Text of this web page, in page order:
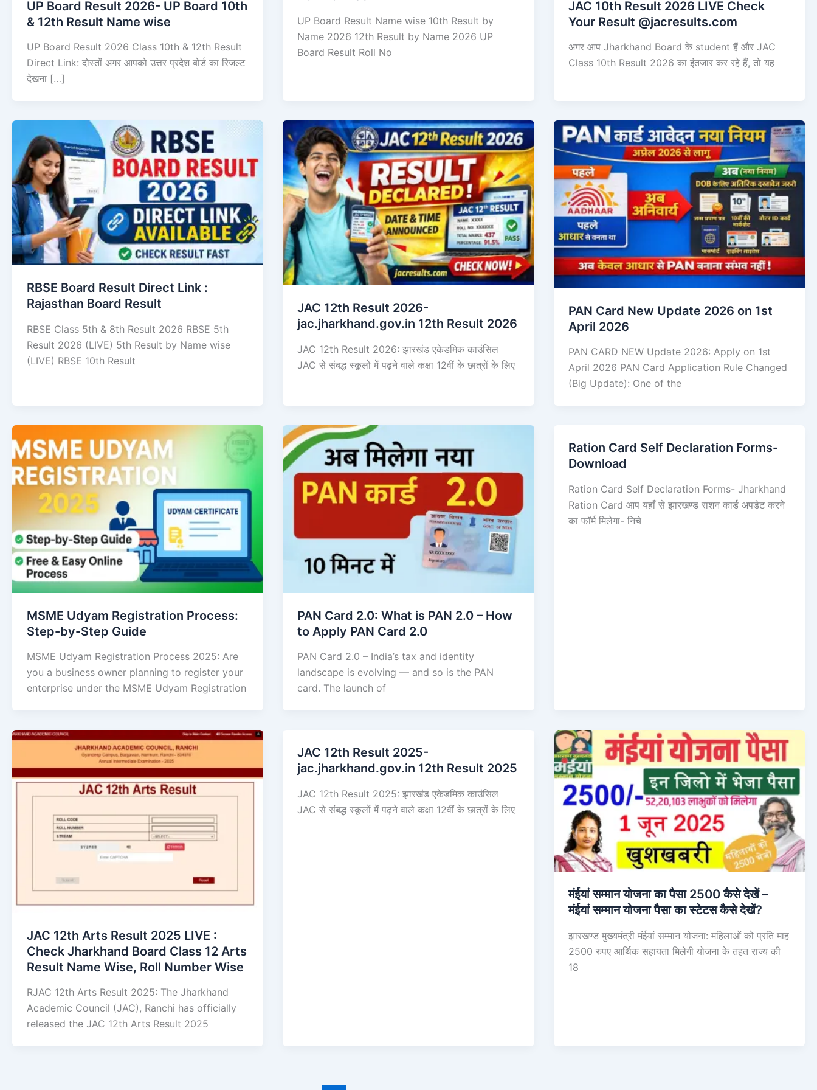
UP Board Result 2026- UP Board 10th
& 12th Result Name wise
UP Board Result 2026 Class 10th & 12th Result
Direct Link: दोस्तों अगर आपको उत्तर प्रदेश बोर्ड का रिजल्ट
देखना […]
UP Board Result Name wise 10th Result by
Name 2026 12th Result by Name 2026 UP
Board Result Roll No
JAC 10th Result 2026 LIVE Check
Your Result @jacresults.com
अगर आप Jharkhand Board के student हैं और JAC
Class 10th Result 2026 का इंतजार कर रहे हैं, तो यह
RBSE Board Result Direct Link : ​
Rajasthan Board Result
RBSE Class 5th & 8th Result 2026 RBSE 5th
Result 2026 (LIVE) 5th Result by Name wise
(LIVE) RBSE 10th Result
JAC 12th Result 2026-
jac.jharkhand.gov.in 12th Result 2026
JAC 12th Result 2026: झारखंड एकेडमिक काउंसिल
JAC से संबद्ध स्कूलों में पढ़ने वाले कक्षा 12वीं के छात्रों के लिए
PAN Card New Update 2026 on 1st
April 2026
PAN CARD NEW Update 2026: Apply on 1st
April 2026 PAN Card Application Rule Changed
(Big Update): One of the
MSME Udyam Registration Process:
Step-by-Step Guide
MSME Udyam Registration Process 2025: Are
you a business owner planning to register your
enterprise under the MSME Udyam Registration
PAN Card 2.0: What is PAN 2.0 – How
to Apply PAN Card 2.0
PAN Card 2.0 – India’s tax and identity
landscape is evolving — and so is the PAN
card. The launch of
Ration Card Self Declaration Forms-
Download
Ration Card Self Declaration Forms- Jharkhand
Ration Card आप यहाँ से झारखण्ड राशन कार्ड अपडेट करने
का फॉर्म मिलेगा- निचे
JAC 12th Arts Result 2025 LIVE :
Check Jharkhand Board Class 12 Arts
Result Name Wise, Roll Number Wise
RJAC 12th Arts Result 2025: The Jharkhand
Academic Council (JAC), Ranchi has officially
released the JAC 12th Arts Result 2025
JAC 12th Result 2025-
jac.jharkhand.gov.in 12th Result 2025
JAC 12th Result 2025: झारखंड एकेडमिक काउंसिल
JAC से संबद्ध स्कूलों में पढ़ने वाले कक्षा 12वीं के छात्रों के लिए
मंईयां सम्मान योजना का पैसा 2500 कैसे देखें –
मंईयां सम्मान योजना पैसा का स्टेटस कैसे देखें?
झारखण्ड मुख्यमंत्री मंईयां सम्मान योजना: महिलाओं को प्रति माह
2500 रुपए आर्थिक सहायता मिलेगी योजना के तहत राज्य की
18